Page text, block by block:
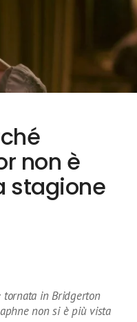
non è
stagione
tornata in Bridgerton
non si è più vista